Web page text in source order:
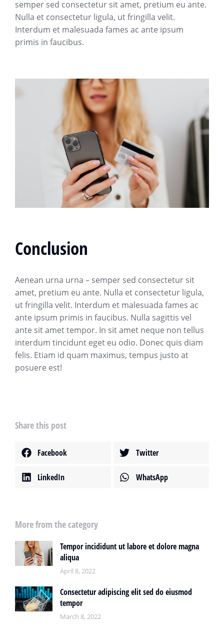
semper sed consectetur sit amet, pretium eu ante.
Nulla et consectetur ligula, ut fringilla velit.
Interdum et malesuada fames ac ante ipsum
primis in faucibus.
Conclusion
Aenean urna urna – semper sed consectetur sit
amet, pretium eu ante. Nulla et consectetur ligula,
ut fringilla velit. Interdum et malesuada fames ac
ante ipsum primis in faucibus. Nulla sagittis vel
ante sit amet tempor. In sit amet neque non tellus
interdum tincidunt eget eu odio. Donec quis diam
felis. Etiam id quam maximus, tempus justo at
posuere est!
Share this post
Facebook Twitter
LinkedIn WhatsApp
More from the category
Tempor incididunt ut labore et dolore magna
aliqua
April 8, 2022
Consectetur adipiscing elit sed do eiusmod
tempor
March 8, 2022